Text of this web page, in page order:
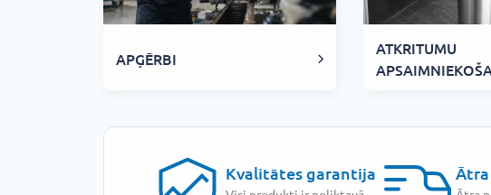
APĢĒRBI
ATKRITUMU
Kvalitātes garantija